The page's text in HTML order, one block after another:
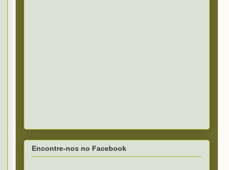
Encontre-nos no Facebook